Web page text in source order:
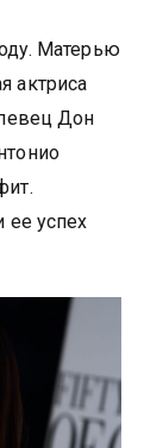
Матерью
актриса
Дон
ее успех